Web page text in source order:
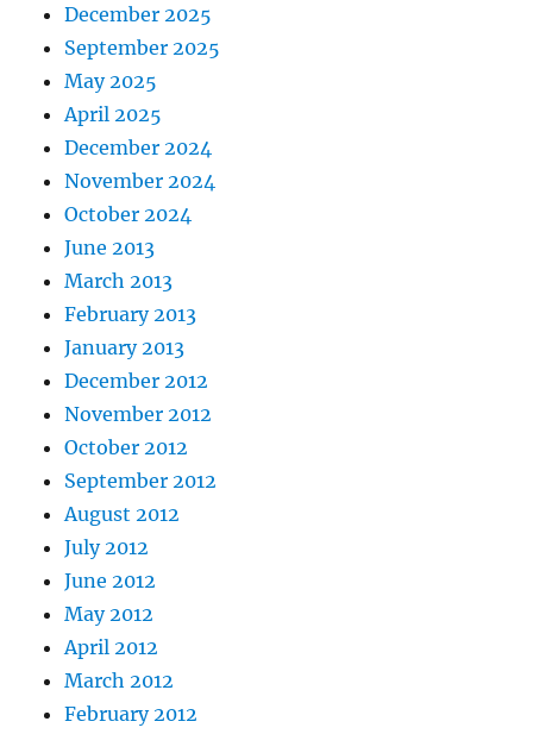
December 2025
September 2025
May 2025
April 2025
December 2024
November 2024
October 2024
June 2013
March 2013
February 2013
January 2013
December 2012
November 2012
October 2012
September 2012
August 2012
July 2012
June 2012
May 2012
April 2012
March 2012
February 2012